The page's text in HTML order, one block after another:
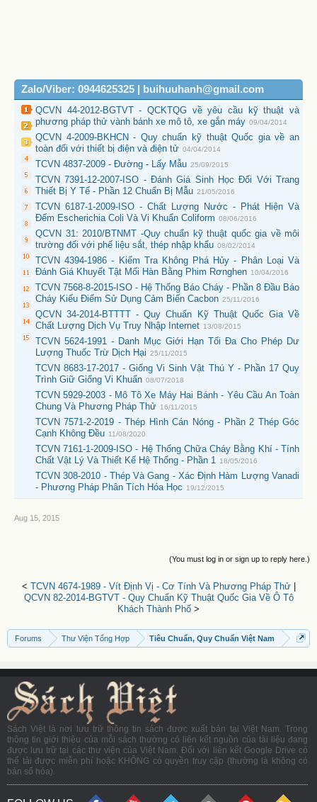
Zalo/Viber: 0944625325 | buihuuhanh@gmail.com
QCVN 44-2012-BGTVT - QCKTQG về yêu cầu kỹ thuật và
phương pháp thử vành bánh xe mô tô, xe gắn máy 09/04/2014
QCVN 4-2009-BKHCN - Quy chuẩn kỹ thuật Quốc gia về an
toàn đối với thiết bị điện và điện tử 04/04/2014
TCVN 4837-2009 - Đường - Lấy Mẫu 25/09/2015
TCVN 7391-12-2007-ISO - Đánh Giá Sinh Học Đối Với Trang
Thiết Bị Y Tế - Phần 12 Chuẩn Bị Mẫu 21/05/2016
TCVN 6187-1-2009-ISO - Chất Lượng Nước - Phát Hiện Và
Đếm Escherichia Coli Và Vi Khuẩn Coliform 08/06/2016
QCVN 31: 2010/BTNMT -Quy chuẩn kỹ thuật quốc gia về môi
trường đối với phế liệu sắt, thép nhập khẩu 08/02/2014
TCVN 4394-1986 - Kiểm Tra Không Phá Hủy - Phân Loại Và
Đánh Giá Khuyết Tật Mối Hàn Bằng Phim Rơnghen 10/04/2016
TCVN 7568-8-2015-ISO - Hệ Thống Báo Cháy - Phần 8 Đầu Báo
Cháy Kiểu Điểm Sử Dụng Cảm Biến Cacbon 25/11/2016
QCVN 34-2014-BTTTT - Quy Chuẩn Kỹ Thuật Quốc Gia Về
Chất Lượng Dịch Vụ Truy Nhập Internet 13/08/2015
TCVN 5624-1991 - Danh Mục Giới Hạn Tối Đa Cho Phép Dư
Lượng Thuốc Trừ Dịch Hại 25/11/2015
TCVN 8683-17-2017 - Giống Vi Sinh Vật Thú Y - Phần 17 Quy
Trình Giữ Giống Vi Khuẩn 08/07/2018
TCVN 5929-2003 - Mô Tô Xe Máy Hai Bánh - Yêu Cầu An Toàn
Chung Và Phương Pháp Thử 16/11/2015
TCVN 7571-2-2019 - Thép Hình Cán Nóng - Phần 2 Thép Góc
Cạnh Không Đều 11/08/2020
TCVN 7161-1-2009-ISO - Hệ Thống Chữa Cháy Bằng Khí - Tính
Chất Vật Lý Và Thiết Kế Hệ Thống - Phần 1 18/05/2016
TCVN 308-2010 - Thép Và Gang - Xác Định Hàm Lượng Vanadi
- Phương Pháp Phân Tích Hóa Học
19/12/2015
Aug 15, 2015
(You must log in or sign up to reply here.)
< TCVN 4674-1989 - Vít Định Vị - Cơ Tính Và Phương Pháp Thử|
QCVN 82-2014-BGTVT - Quy Chuẩn Kỹ Thuật Quốc Gia Về Ô Tô
Khách Thành Phố >
Forums Thư Viện Tổng Hợp Tiêu Chuẩn, Quy Chuẩn Việt Nam
Sách Việt là nơi lưu trữ thông tin sách được xuất bản tại Việt Nam. Trong
thông tin giới thiệu của mỗi sách thường có liên kết nguồn của tài liệu đang
được lưu trữ tại các thư viện của Việt Nam. Đối với liên kết Google Drive có
thể tải được miễn phí hoặc KHÔNG có quyền truy cập (thường là không có
bản số hóa).